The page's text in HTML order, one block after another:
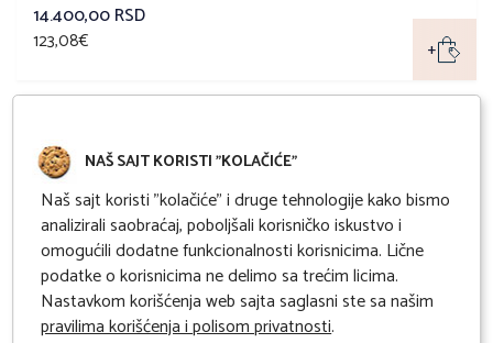
14.400,00 RSD
123,08€ +
NAŠ SAJT KORISTI "KOLAČIĆE"
Naš sajt koristi "kolačiće" i druge tehnologije kako bismo
analizirali saobraćaj, poboljšali korisničko iskustvo i
omogućili dodatne funkcionalnosti korisnicima. Lične
podatke o korisnicima ne delimo sa trećim licima.
Nastavkom korišćenja web sajta saglasni ste sa našim
pravilima korišćenja i polisom privatnosti.